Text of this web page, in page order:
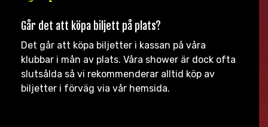
Går det att köpa biljett på plats?
Det går att köpa biljetter i kassan på våra
klubbar i mån av plats. Våra shower är dock ofta
slutsålda så vi rekommenderar alltid köp av
biljetter i förväg via vår hemsida.